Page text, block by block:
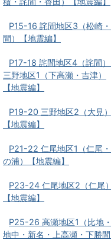
P15-16 詫間地区3（松崎
間）【地震編】
P17-18 詫間地区4（詫間）
三野地区1（下高瀬・吉津）
【地震編】
P19-20 三野地区2（大見）
【地震編】
P21-22 仁尾地区1（仁尾
の浦）【地震編】
P23-24 仁尾地区2（仁尾）
【地震編】
P25-26 高瀬地区1（比地
地中・新名・上高瀬・下勝間